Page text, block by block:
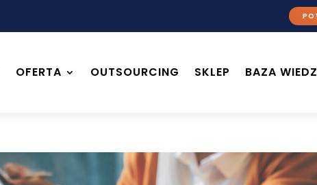
OFERTA OUTSOURCING SKLEP BAZA